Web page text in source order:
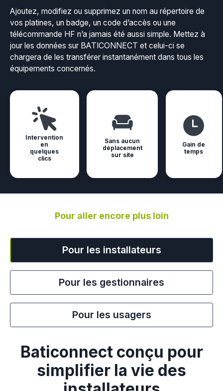
Ajoutez, modifiez ou supprimez un nom au répertoire de
vos platines, un badge, un code d’accès ou une
télécommande HF n’a jamais été aussi simple. Mettez à
jour les données sur BATICONNECT et celui-ci se
chargera de les transférer instantanément dans tous les
équipements concernés.
Intervention
en
quelques
clics
Sans aucun
déplacement
sur site
Gain de
temps
Pour aller encore plus loin
Pour les installateurs
Pour les gestionnaires
Pour les usagers
Baticonnect conçu pour
simplifier la vie des